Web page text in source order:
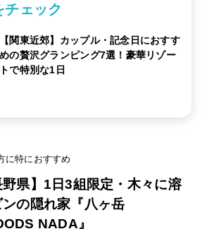
チェック
【関東近郊】カップル・記念日におすす
めの贅沢グランピング7選！豪華リゾー
トで特別な1日
に特におすすめ
野県】1日3組限定・木々に溶
の隠れ家『八ヶ岳
NADA』